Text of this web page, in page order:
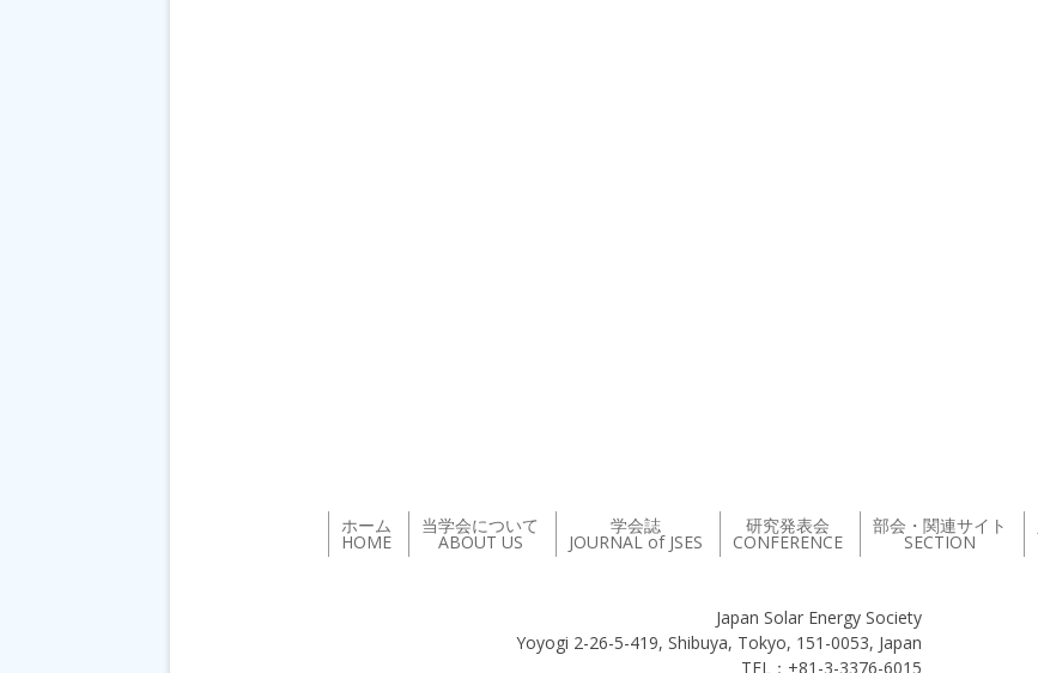
ホーム
HOME
当学会について
ABOUT US
学会誌
JOURNAL of JSES
研究発表会
CONFERENCE
部会・関連サイト
SECTION
Japan Solar Energy Society
Yoyogi 2-26-5-419, Shibuya, Tokyo, 151-0053, Japan
TEL：+81-3-3376-6015